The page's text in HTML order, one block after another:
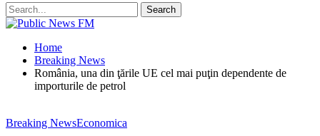
Home
Breaking News
România, una din ţările UE cel mai puţin dependente de
importurile de petrol
Breaking NewsEconomica